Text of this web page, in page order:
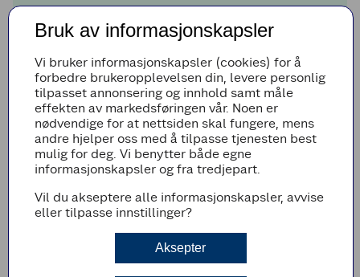
Lørdag 08:30 - 16:00
Søndag Stengt
Avvikende åpningstider
Det er ingen avvikende åpningstider i nærmeste fremtid
Bruk av informasjonskapsler
Vi bruker informasjonskapsler (cookies) for å
forbedre brukeropplevelsen din, levere personlig
tilpasset annonsering og innhold samt måle
effekten av markedsføringen vår. Noen er
nødvendige for at nettsiden skal fungere, mens
andre hjelper oss med å tilpasse tjenesten best
mulig for deg. Vi benytter både egne
informasjonskapsler og fra tredjepart.
Vil du akseptere alle informasjonskapsler, avvise
eller tilpasse innstillinger?
Aksepter